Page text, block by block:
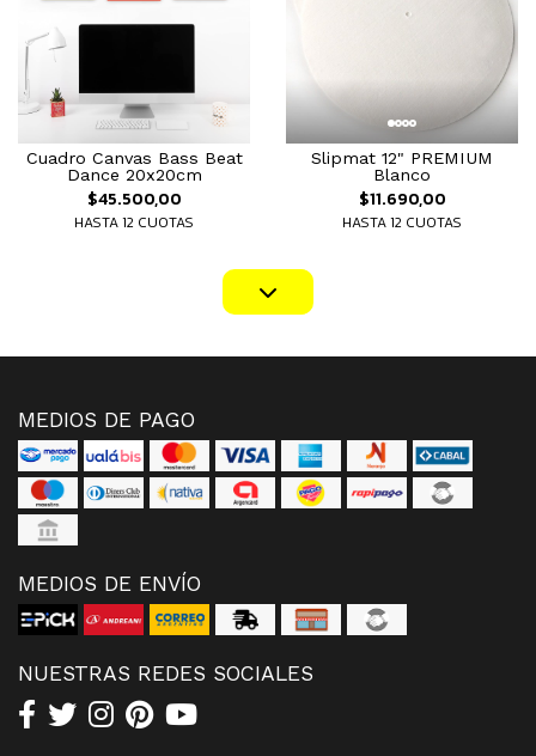
Cuadro Canvas Bass Beat
Dance 20x20cm
$45.500,00
HASTA 12 CUOTAS
Slipmat 12" PREMIUM
Blanco
$11.690,00
HASTA 12 CUOTAS
MEDIOS DE PAGO
MEDIOS DE ENVÍO
NUESTRAS REDES SOCIALES